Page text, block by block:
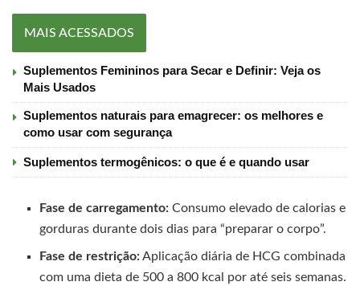
MAIS ACESSADOS
Suplementos Femininos para Secar e Definir: Veja os
Mais Usados
Suplementos naturais para emagrecer: os melhores e
como usar com segurança
Suplementos termogênicos: o que é e quando usar
Fase de carregamento: Consumo elevado de calorias e
gorduras durante dois dias para “preparar o corpo”.
Fase de restrição:Aplicação diária de HCG combinada
com uma dieta de 500 a 800 kcal por até seis semanas.